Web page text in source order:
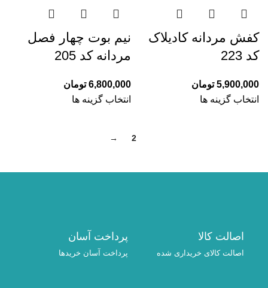
کفش مردانه کادیلاک
کد 223
5,900,000 تومان
انتخاب گزینه ها
نیم بوت چهار فصل
مردانه کد 205
6,800,000 تومان
انتخاب گزینه ها
2
→
اصالت کالا
اصالت کالای خریداری شده
پرداخت آسان
پرداخت آسان خریدها